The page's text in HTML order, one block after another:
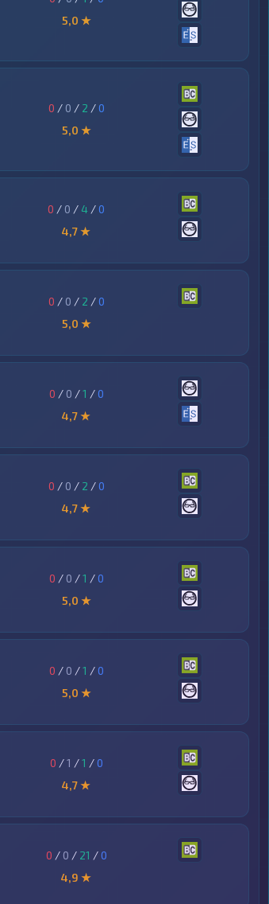
5,0 ★
0 / 0 / 2 /0
5,0 ★
0 / 0 / 4 /0
4,7 ★
0 / 0 / 2 /0
5,0 ★
0 / 0 /1 /0
4,7 ★
0 / 0 / 2 /0
4,7 ★
0 / 0 /1 /0
5,0 ★
0 / 0 /1 /0
5,0 ★
0 /1 /1 /0
4,7 ★
0 / 0 / 21 /0
4,9 ★